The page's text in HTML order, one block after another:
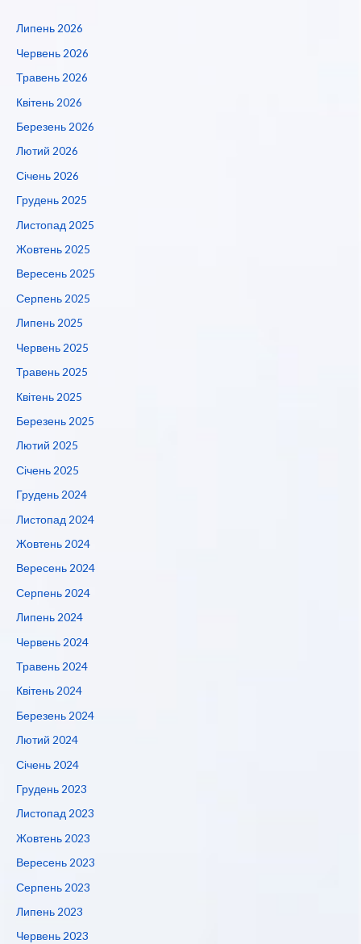
Липень 2026
Червень 2026
Травень 2026
Квітень 2026
Березень 2026
Лютий 2026
Січень 2026
Грудень 2025
Листопад 2025
Жовтень 2025
Вересень 2025
Серпень 2025
Липень 2025
Червень 2025
Травень 2025
Квітень 2025
Березень 2025
Лютий 2025
Січень 2025
Грудень 2024
Листопад 2024
Жовтень 2024
Вересень 2024
Серпень 2024
Липень 2024
Червень 2024
Травень 2024
Квітень 2024
Березень 2024
Лютий 2024
Січень 2024
Грудень 2023
Листопад 2023
Жовтень 2023
Вересень 2023
Серпень 2023
Липень 2023
Червень 2023